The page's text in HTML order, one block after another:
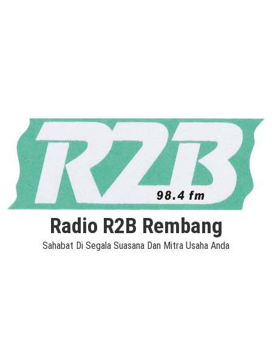
Radio R2B Rembang
Sahabat Di Segala Suasana Dan Mitra Usaha Anda